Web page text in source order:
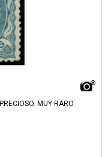
MUY RARO.